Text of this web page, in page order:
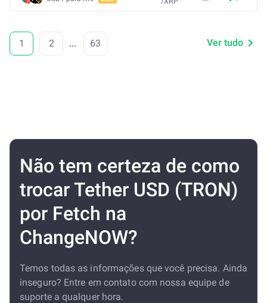
1 2 ... 63 Ver tudo
Não tem certeza de como
trocar Tether USD (TRON)
por Fetch na
ChangeNOW?
Temos todas as informações que você precisa. Ainda
inseguro? Entre em contato com nossa equipe de
suporte a qualquer hora.